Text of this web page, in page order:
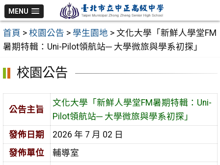
跳
至
主
要
MENU
首頁 > 校園公告 > 學生園地 > 文化大學「新鮮人學堂FM
暑期特輯：Uni-Pilot領航站─ 大學微旅與學系初探」
校園公告
公告主旨
文化大學「新鮮人學堂FM暑期特輯：Uni-
Pilot領航站─ 大學微旅與學系初探」
發佈日期
2026 年 7 月 02 日
發佈單位
輔導室